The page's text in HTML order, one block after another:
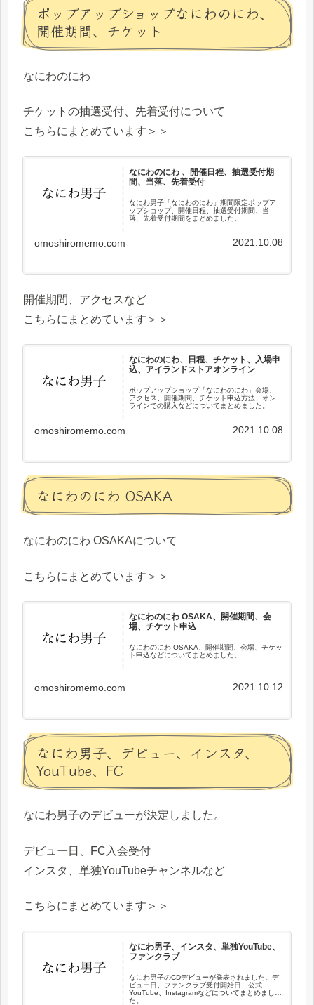
ポップアップショップなにわのにわ、
開催期間、チケット
なにわのにわ
チケットの抽選受付、先着受付について
こちらにまとめています＞＞
なにわのにわ 、開催日程、抽選受付期
間、当落、先着受付
なにわ男子「なにわのにわ」期間限定ポップア
ップショップ、開催日程、抽選受付期間、当
落、先着受付期間をまとめました。
omoshiromemo.com 2021.10.08
開催期間、アクセスなど
こちらにまとめています＞＞
なにわのにわ、日程、チケット、入場申
込、アイランドストアオンライン
ポップアップショップ「なにわのにわ」会場、
アクセス、開催期間、チケット申込方法、オン
ラインでの購入などについてまとめました。
omoshiromemo.com 2021.10.08
なにわのにわ OSAKA
なにわのにわ OSAKAについて
こちらにまとめています＞＞
なにわのにわ OSAKA、開催期間、会
場、チケット申込
なにわのにわ OSAKA、開催期間、会場、チケッ
ト申込などについてまとめました。
omoshiromemo.com 2021.10.12
なにわ男子、デビュー、インスタ、
YouTube、FC
なにわ男子のデビューが決定しました。
デビュー日、FC入会受付
インスタ、単独YouTubeチャンネルなど
こちらにまとめています＞＞
なにわ男子、インスタ、単独YouTube、
ファンクラブ
なにわ男子のCDデビューが発表されました。デ
ビュー日、ファンクラブ受付開始日、公式
YouTube、Instagramなどについてまとめまし
た。